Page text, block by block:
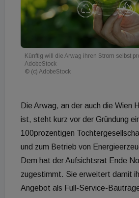
Künftig will die Arwag ihren Strom selbst
AdobeStock
© (c) AdobeStock
Die Arwag, an der auch die Wien
ist, steht kurz vor der Gründung
100prozentigen
und zum Betrieb von
Dem hat der Aufsichtsrat Ende
zugestimmt. Sie erweitert damit
Angebot als Full-Service-